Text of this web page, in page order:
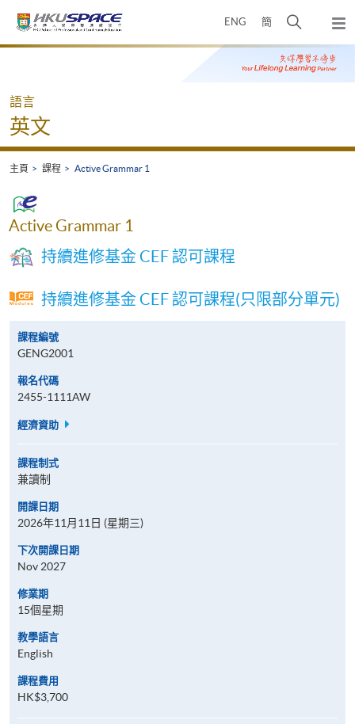
ENG 簡
開
搜
尋
彈
出
主
Main
語言
英文
主頁 課程 Active Grammar 1
Active Grammar 1
持續進修基金 CEF 認可課程
持續進修基金 CEF 認可課程(只限部分單元)
課程編號
GENG2001
報名代碼
2455-1111AW
經濟資助
課程制式
兼讀制
開課日期
2026年11月11日 (星期三)
下次開課日期
Nov 2027
修業期
15個星期
教學語言
English
課程費用
HK$3,700